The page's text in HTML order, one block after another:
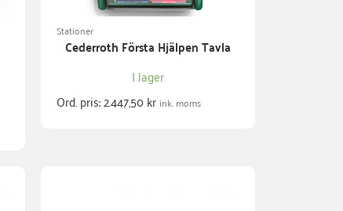
Stationer
Cederroth Första Hjälpen Tavla
I lager
Ord. pris:2.447,50kr ink. moms